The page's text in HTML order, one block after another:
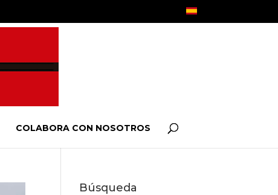
COLABORA CON NOSOTROS
Búsqueda